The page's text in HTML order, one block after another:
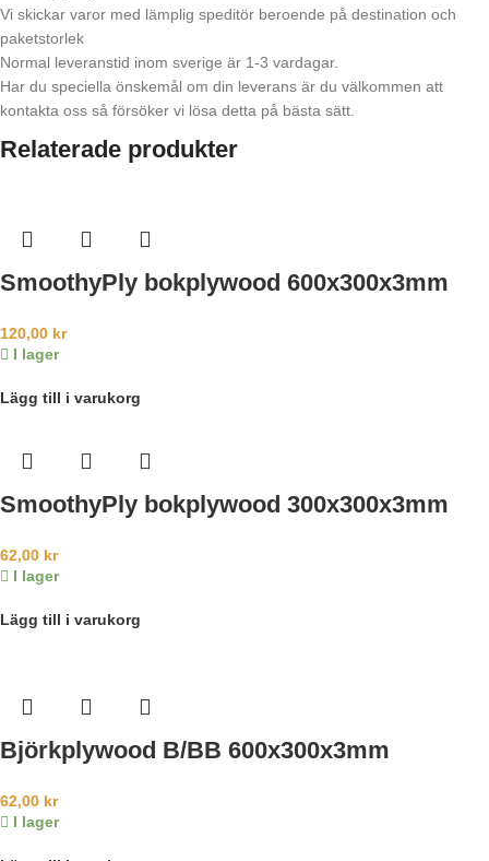
Vi skickar varor med lämplig speditör beroende på destination och
paketstorlek
Normal leveranstid inom sverige är 1-3 vardagar.
Har du speciella önskemål om din leverans är du välkommen att
kontakta oss så försöker vi lösa detta på bästa sätt.
Relaterade produkter
SmoothyPly bokplywood 600x300x3mm
120,00 kr
I lager
Lägg till i varukorg
SmoothyPly bokplywood 300x300x3mm
62,00 kr
I lager
Lägg till i varukorg
Björkplywood B/BB 600x300x3mm
62,00 kr
I lager